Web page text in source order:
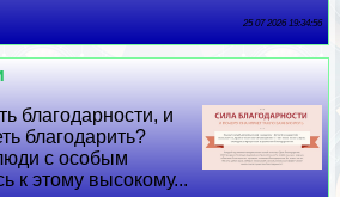
25 07 2026 19:34:56
благодарности, и
благодарить?
с особым
к этому высокому...